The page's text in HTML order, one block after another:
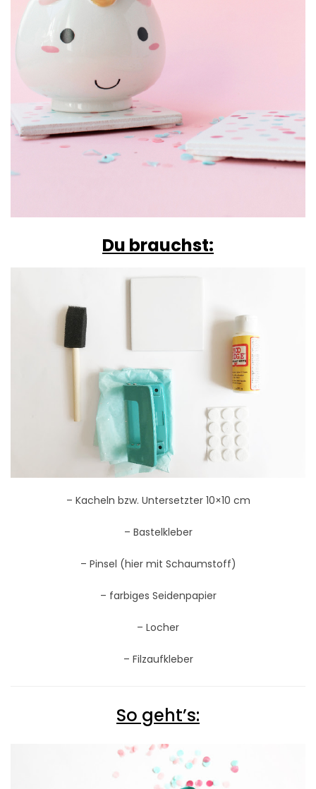
Du brauchst:
– Kacheln bzw. Untersetzter 10×10 cm
– Bastelkleber
– Pinsel (hier mit Schaumstoff)
– farbiges Seidenpapier
– Locher
– Filzaufkleber
So geht’s: